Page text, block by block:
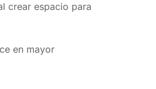
crear espacio para
en mayor